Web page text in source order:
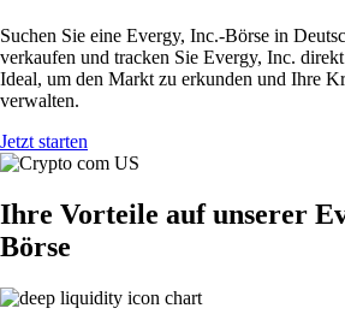
Suchen Sie eine Evergy, Inc.-Börse in
verkaufen und tracken Sie Evergy, Inc.
Ideal, um den Markt zu erkunden und Ihre
verwalten.
Jetzt starten
Ihre Vorteile auf unserer
Börse